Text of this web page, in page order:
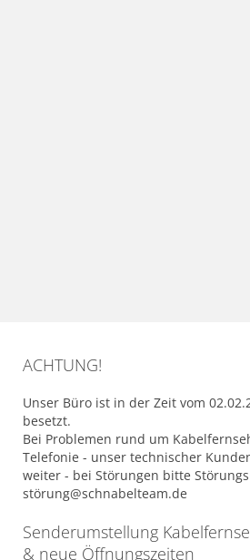
ACHTUNG!
Unser Büro ist in der Zeit vom
besetzt.
Bei Problemen rund um
Telefonie - unser technischer
weiter - bei Störungen bitte
störung@schnabelteam.de
Senderumstellung
& neue Öffnungszeiten